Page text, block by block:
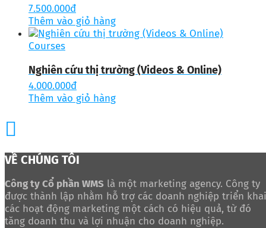
7.500.000đ
Thêm vào giỏ hàng
Courses
Nghiên cứu thị trường (Videos & Online)
4.000.000đ
Thêm vào giỏ hàng
VỀ CHÚNG TÔI
Công ty Cổ phần WMS là một marketing agency. Công ty
được thành lập nhằm hỗ trợ các doanh nghiệp triển khai
các hoạt động marketing một cách có hiệu quả, từ đó
tăng doanh thu và lợi nhuận cho doanh nghiệp.